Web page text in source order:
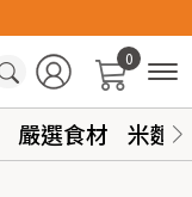
0
嚴選食材 米麵